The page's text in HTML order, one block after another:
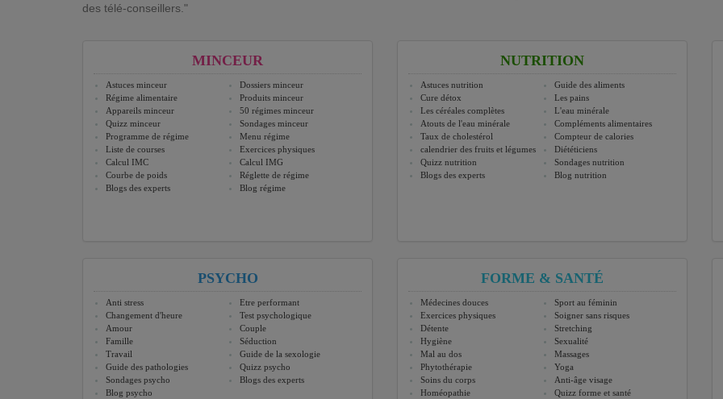
des télé-conseillers."
MINCEUR
Astuces minceur
Dossiers minceur
Régime alimentaire
Produits minceur
Appareils minceur
50 régimes minceur
Quizz minceur
Sondages minceur
Programme de régime
Menu régime
Liste de courses
Exercices physiques
Calcul IMC
Calcul IMG
Courbe de poids
Réglette de régime
Blogs des experts
Blog régime
NUTRITION
Astuces nutrition
Guide des aliments
Cure détox
Les pains
Les céréales complètes
L'eau minérale
Atouts de l'eau minérale
Compléments alimentaires
Taux de cholestérol
Compteur de calories
calendrier des fruits et légumes
Diététiciens
Quizz nutrition
Sondages nutrition
Blogs des experts
Blog nutrition
PSYCHO
Anti stress
Etre performant
Changement d'heure
Test psychologique
Amour
Couple
Famille
Séduction
Travail
Guide de la sexologie
Guide des pathologies
Quizz psycho
Sondages psycho
Blogs des experts
Blog psycho
FORME & SANTÉ
Médecines douces
Sport au féminin
Exercices physiques
Soigner sans risques
Détente
Stretching
Hygiène
Sexualité
Mal au dos
Massages
Phytothérapie
Yoga
Soins du corps
Anti-âge visage
Homéopathie
Quizz forme et santé